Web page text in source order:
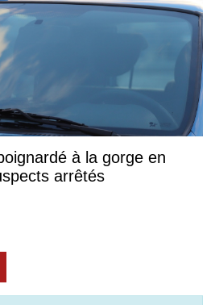
à la gorge en
arrêtés